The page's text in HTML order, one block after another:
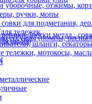
уборочные, отжимы,
ручки, мопы
для подметания,
тележек
швабр
щетки метал.,
шланги, секаторы
тележки, мотокосы,
(помпы,